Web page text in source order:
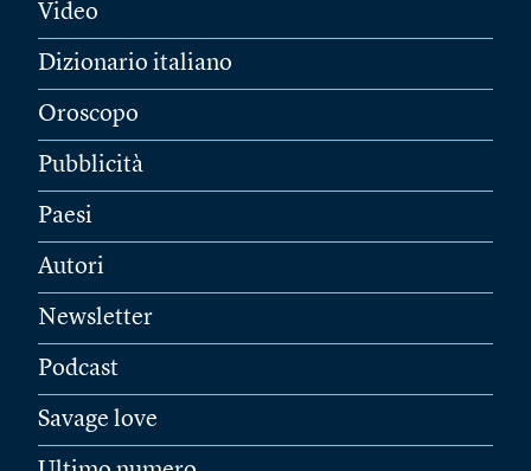
Video
Dizionario italiano
Oroscopo
Pubblicità
Paesi
Autori
Newsletter
Podcast
Savage love